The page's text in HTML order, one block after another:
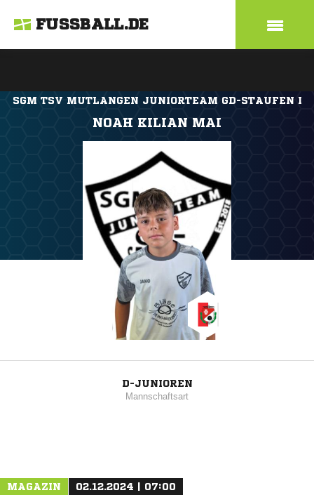
FUSSBALL.DE
SGM TSV MUTLANGEN JUNIORTEAM GD-STAUFEN I
NOAH KILIAN MAI
D-JUNIOREN
Mannschaftsart
MAGAZIN 02.12.2024 | 07:00